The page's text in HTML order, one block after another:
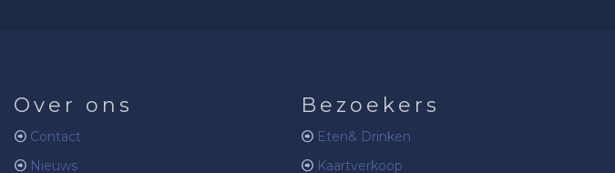
Over ons
Contact
Nieuws
Bezoekers
Eten& Drinken
Kaartverkoop